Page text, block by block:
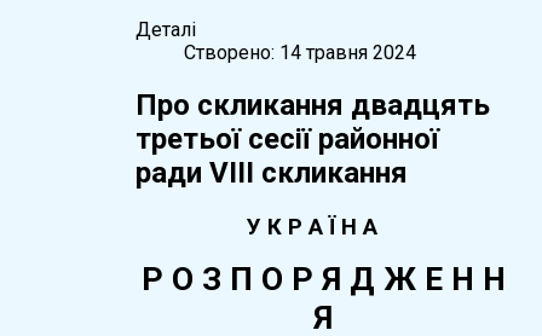
Деталі
Створено: 14 травня 2024
Про скликання двадцять
третьої сесії районної
ради VIІI скликання
У К Р А Ї Н А
Р О З П О Р Я Д Ж Е Н Н
Я